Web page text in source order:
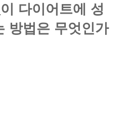
다이어트에 성
방법은 무엇인가